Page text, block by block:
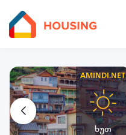
AMINDI.NET
ხუთ